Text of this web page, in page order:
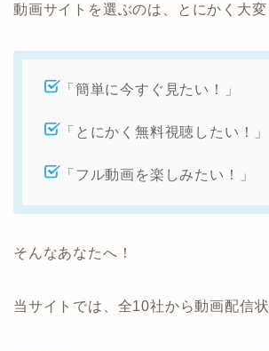
動画サイトを選ぶのは、とにかく大変
「簡単に今すぐ見たい！」
「とにかく無料視聴したい！」
「フル動画を楽しみたい！」
そんなあなたへ！
当サイトでは、全10社から動画配信状